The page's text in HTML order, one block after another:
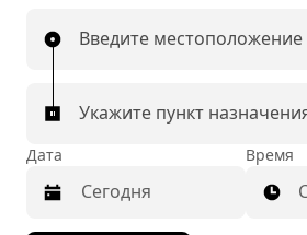
Введите местоположение
Укажите пункт
Дата Время